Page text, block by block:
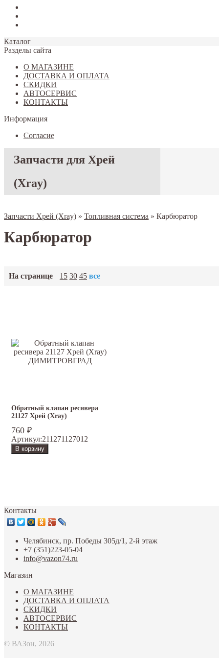
Каталог
Разделы сайта
О МАГАЗИНЕ
ДОСТАВКА И ОПЛАТА
СКИДКИ
АВТОСЕРВИС
КОНТАКТЫ
Информация
Согласие
Запчасти для Хрей
(Xray)
Запчасти Хрей (Xray) » Топливная система » Карбюратор
Карбюратор
На странице 15 30 45 все
Обратный клапан ресивера
21127 Хрей (Xray)
760 ₽
Артикул:211271127012
Контакты
Челябинск, пр. Победы 305д/1, 2-й этаж
+7 (351)223-05-04
info@vazon74.ru
Магазин
О МАГАЗИНЕ
ДОСТАВКА И ОПЛАТА
СКИДКИ
АВТОСЕРВИС
КОНТАКТЫ
© ВАЗон, 2026